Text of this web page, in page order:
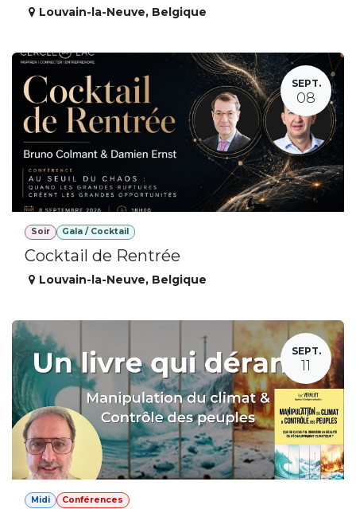
Louvain-la-Neuve, Belgique
SEPT.
08
Soir Gala / Cocktail
Cocktail de Rentrée
Louvain-la-Neuve, Belgique
SEPT.
11
Midi Conférences